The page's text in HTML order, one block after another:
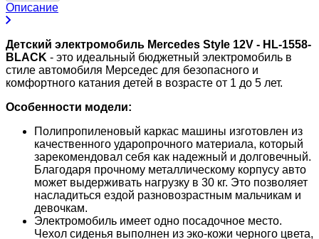
Описание
Детский электромобиль Mercedes Style 12V - HL-1558-
BLACK - это идеальный бюджетный электромобиль в
стиле автомобиля Мерседес для безопасного и
комфортного катания детей в возрасте от 1 до 5 лет.
Особенности модели:
Полипропиленовый каркас машины изготовлен из
качественного ударопрочного материала, который
зарекомендовал себя как надежный и долговечный.
Благодаря прочному металлическому корпусу авто
может выдерживать нагрузку в 30 кг. Это позволяет
насладиться ездой разновозрастным мальчикам и
девочкам.
Электромобиль имеет одно посадочное место.
Чехол сиденья выполнен из эко-кожи черного цвета,